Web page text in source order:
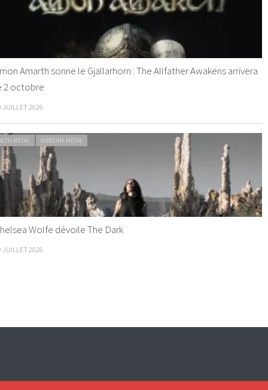
Amarth sonne le Gjallarhorn : The Allfather Awakens arrivera
2 octobre
JUILLET 2026
METAL WEBZINE METAL
Wolfe dévoile The Dark
JUILLET 2026